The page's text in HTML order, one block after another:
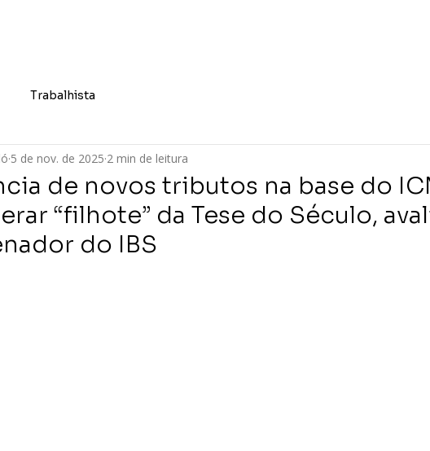
Trabalhista
de novos tributos na base do
“filhote” da Tese do Século,
do IBS
5 de nov. de 2025 2 min de leitura